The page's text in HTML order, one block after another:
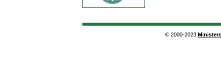
© 2000-2023